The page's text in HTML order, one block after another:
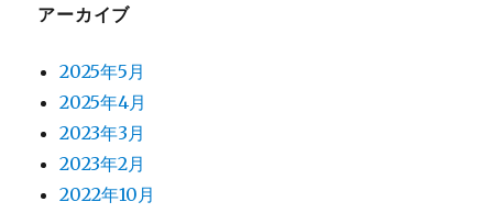
アーカイブ
2025年5月
2025年4月
2023年3月
2023年2月
2022年10月